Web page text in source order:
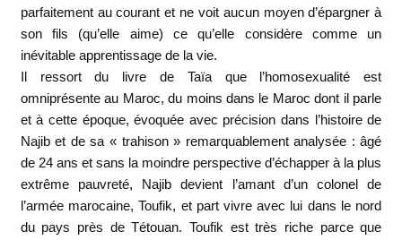
parfaitement au courant et ne voit aucun moyen d’épargner à
son fils (qu’elle aime) ce qu’elle considère comme un
inévitable apprentissage de la vie.
Il ressort du livre de Taïa que l’homosexualité est
omniprésente au Maroc, du moins dans le Maroc dont il parle
et à cette époque, évoquée avec précision dans l’histoire de
Najib et de sa « trahison » remarquablement analysée : âgé
de 24 ans et sans la moindre perspective d’échapper à la plus
extrême pauvreté, Najib devient l’amant d’un colonel de
l’armée marocaine, Toufik, et part vivre avec lui dans le nord
du pays près de Tétouan. Toufik est très riche parce que